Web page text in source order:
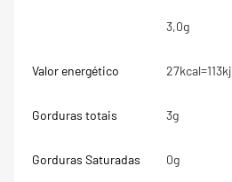
3,0g
Valor energético 27kcal=113kj
Gorduras totais 3g
Gorduras Saturadas 0g